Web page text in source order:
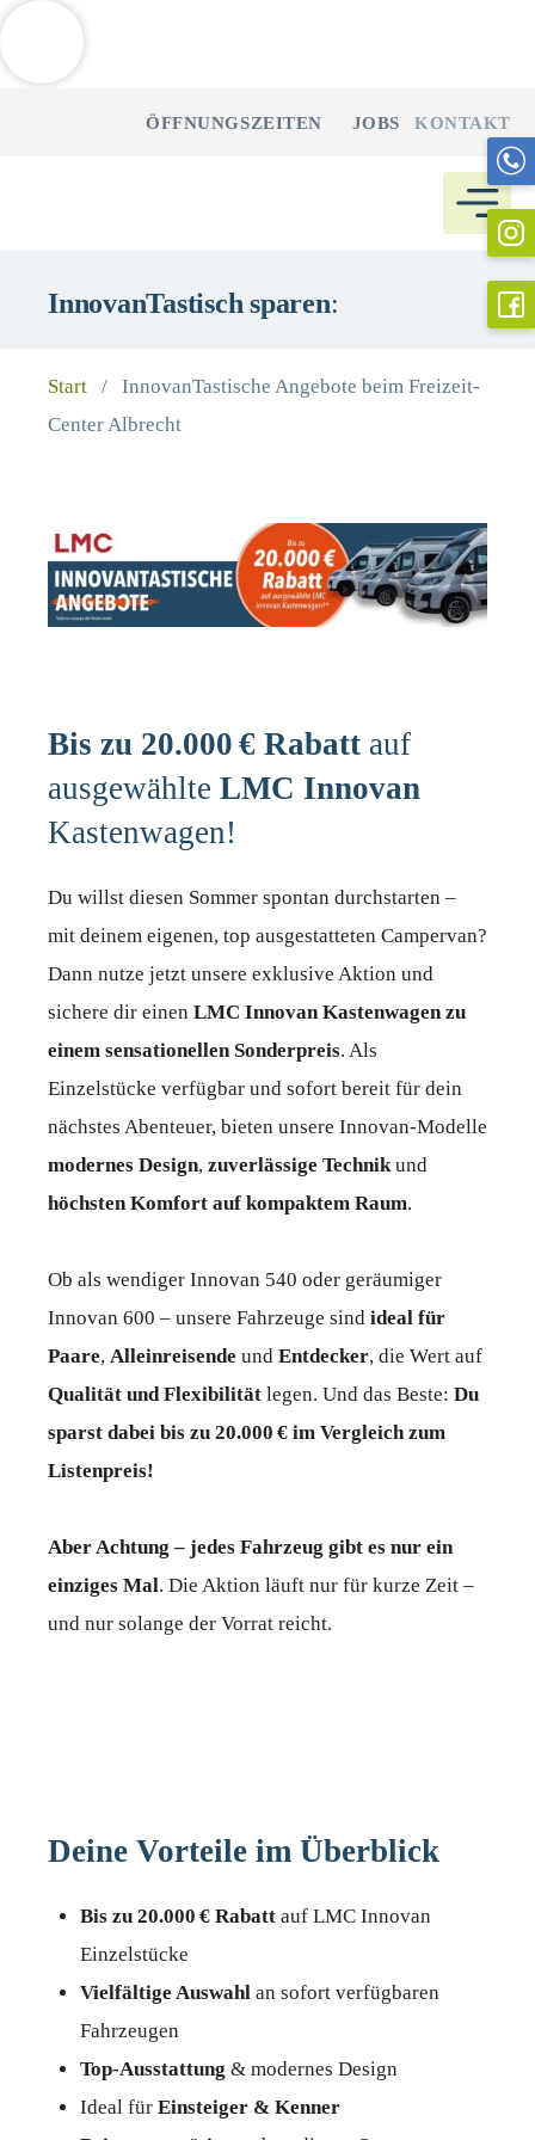
ÖFFNUNGSZEITEN JOBS KONTAKT
InnovanTastisch sparen:
Start / InnovanTastische Angebote beim Freizeit-
Center Albrecht
Bis zu 20.000 € Rabatt auf
ausgewählte LMC Innovan
Kastenwagen!
Du willst diesen Sommer spontan durchstarten –
mit deinem eigenen, top ausgestatteten Campervan?
Dann nutze jetzt unsere exklusive Aktion und
sichere dir einen LMC Innovan Kastenwagen zu
einem sensationellen Sonderpreis. Als
Einzelstücke verfügbar und sofort bereit für dein
nächstes Abenteuer, bieten unsere Innovan-Modelle
modernes Design, zuverlässige Technikund
höchsten Komfort auf kompaktem Raum.
Ob als wendiger Innovan 540 oder geräumiger
Innovan 600 – unsere Fahrzeuge sind ideal für
Paare, Alleinreisende und Entdecker, die Wert auf
Qualität und Flexibilität legen. Und das Beste: Du
sparst dabei bis zu 20.000 € im Vergleich zum
Listenpreis!
Aber Achtung – jedes Fahrzeug gibt es nur ein
einziges Mal. Die Aktion läuft nur für kurze Zeit –
und nur solange der Vorrat reicht.
Deine Vorteile im Überblick
Bis zu 20.000 € Rabatt auf LMC Innovan
Einzelstücke
Vielfältige Auswahl an sofort verfügbaren
Fahrzeugen
Top-Ausstattung & modernes Design
Ideal fürEinsteiger & Kenner